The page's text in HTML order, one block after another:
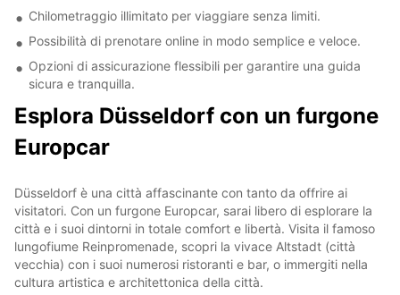
Chilometraggio illimitato per viaggiare senza limiti.
Possibilità di prenotare online in modo semplice e veloce.
Opzioni di assicurazione flessibili per garantire una guida
sicura e tranquilla.
Esplora Düsseldorf con un furgone
Europcar
Düsseldorf è una città affascinante con tanto da offrire ai
visitatori. Con un furgone Europcar, sarai libero di esplorare la
città e i suoi dintorni in totale comfort e libertà. Visita il famoso
lungofiume Reinpromenade, scopri la vivace Altstadt (città
vecchia) con i suoi numerosi ristoranti e bar, o immergiti nella
cultura artistica e architettonica della città.